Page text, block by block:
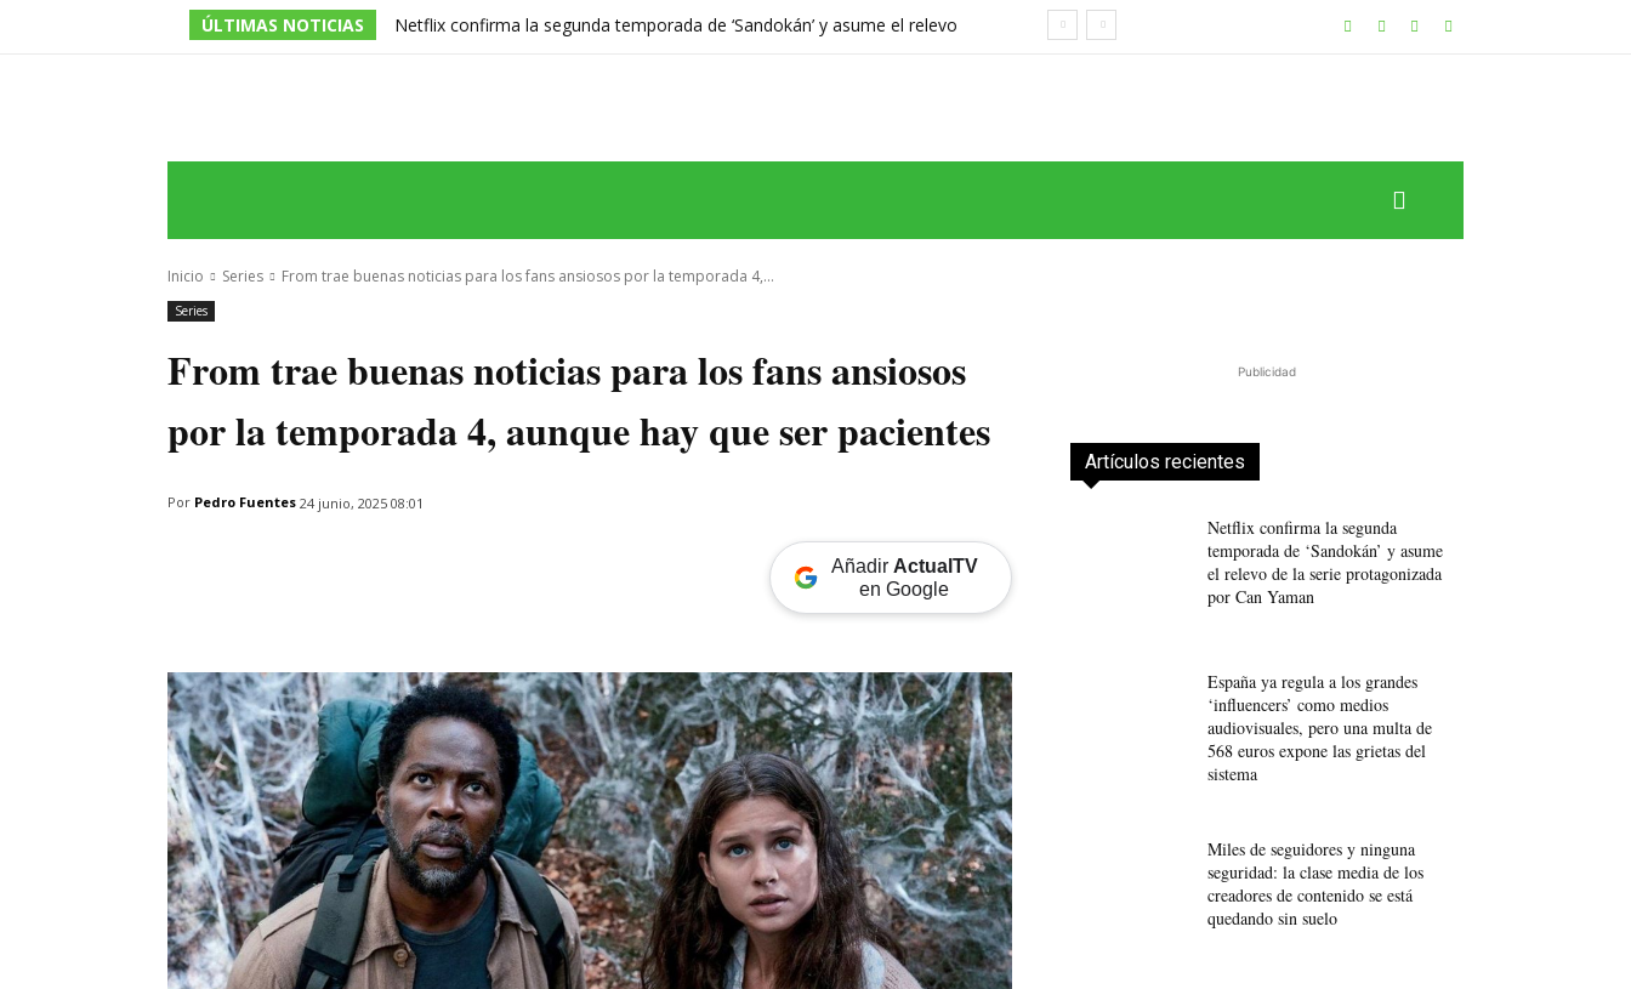
ÚLTIMAS NOTICIAS
Netflix confirma la segunda temporada de ‘Sandokán’ y asume el relevo
Inicio Series From trae buenas noticias para los fans ansiosos por la temporada 4,...
Series
From trae buenas noticias para los fans ansiosos
por la temporada 4, aunque hay que ser pacientes
Por Pedro Fuentes 24 junio, 2025 08:01
Añadir ActualTV
en Google
Publicidad
Artículos recientes
Netflix confirma la segunda
temporada de ‘Sandokán’ y asume
el relevo de la serie protagonizada
por Can Yaman
España ya regula a los grandes
‘influencers’ como medios
audiovisuales, pero una multa de
568 euros expone las grietas del
sistema
Miles de seguidores y ninguna
seguridad: la clase media de los
creadores de contenido se está
quedando sin suelo